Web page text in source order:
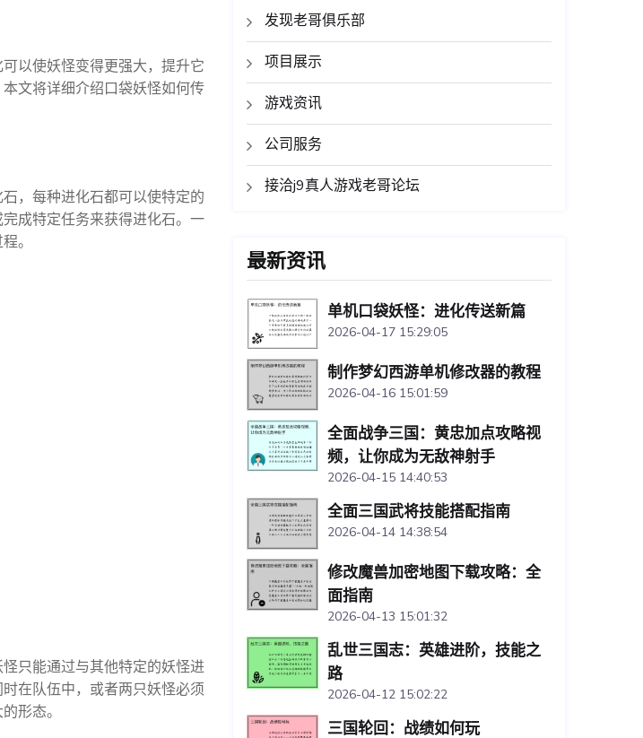
以使妖怪变得更强大，提升它
文将详细介绍口袋妖怪如何传
，每种进化石都可以使特定的
成特定任务来获得进化石。一
。
只能通过与其他特定的妖怪进
在队伍中，或者两只妖怪必须
形态。
发现老哥俱乐部
项目展示
游戏资讯
公司服务
接洽j9真人游戏老哥论坛
最新资讯
单机口袋妖怪：进化传送新篇
2026-04-17 15:29:05
制作梦幻西游单机修改器的教程
2026-04-16 15:01:59
全面战争三国：黄忠加点攻略视
频，让你成为无敌神射手
2026-04-15 14:40:53
全面三国武将技能搭配指南
2026-04-14 14:38:54
修改魔兽加密地图下载攻略：全
面指南
2026-04-13 15:01:32
乱世三国志：英雄进阶，技能之
路
2026-04-12 15:02:22
三国轮回：战绩如何玩